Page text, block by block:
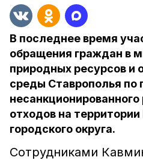
В последнее время
обращения граждан в
природных ресурсов
среды Ставрополья по
отходов на
городского округа.
Сотрудниками